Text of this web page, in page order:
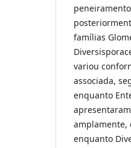
famílias
variou
associada,
enquanto
amplamente,
enquanto